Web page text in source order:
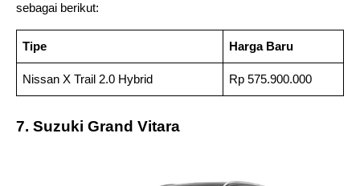
sebagai berikut:
Tipe Harga Baru
Nissan X Trail 2.0 Hybrid Rp 575.900.000
7. Suzuki Grand Vitara